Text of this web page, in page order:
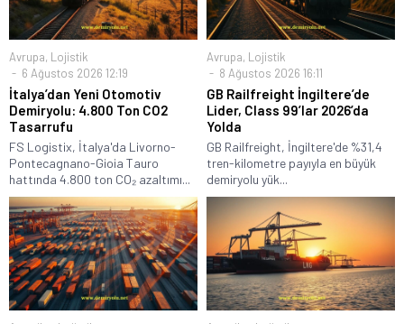
Avrupa, Lojistik
6 Ağustos 2026 12:19
İtalya’dan Yeni Otomotiv
Demiryolu: 4.800 Ton CO2
Tasarrufu
FS Logistix, İtalya'da Livorno-
Pontecagnano-Gioia Tauro
hattında 4.800 ton CO₂ azaltımı...
Avrupa, Lojistik
8 Ağustos 2026 16:11
GB Railfreight İngiltere’de
Lider, Class 99’lar 2026’da
Yolda
GB Railfreight, İngiltere'de %31,4
tren-kilometre payıyla en büyük
demiryolu yük...